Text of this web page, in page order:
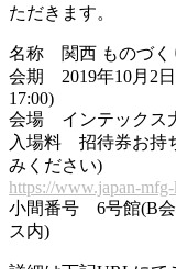
ただきます。
名称 関西 ものづく
会期 2019年10月2日
17:00)
会場 インテックス
入場料 招待券お持
みください)
https://www.japan-
小間番号 6号館(B
ス内)